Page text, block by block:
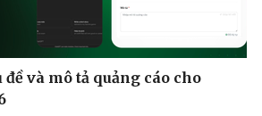
Công nghệ
đề và mô tả quảng cáo cho